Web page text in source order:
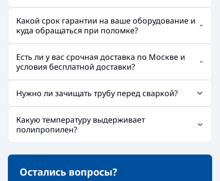
Какой срок гарантии на ваше оборудование и
куда обращаться при поломке?
Есть ли у вас срочная доставка по Москве и
условия бесплатной доставки?
Нужно ли зачищать трубу перед сваркой?
Какую температуру выдерживает
полипропилен?
Остались вопросы?